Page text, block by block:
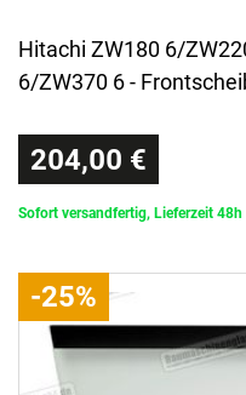
Hitachi ZW180 6/
6/ZW370 6 -
204,00 €
Sofort versandfertig, Lieferzeit
-25%